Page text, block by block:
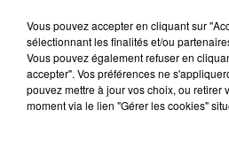
objectif de stimuler la vie du
en proposant une approche
solidaire, circulaire et éco
l'aCROciation compte 300
Vous pouvez accepter en cliquant sur
sélectionnant les finalités et/ou
Vous pouvez également refuser en
accepter". Vos préférences ne
pouvez mettre à jour vos choix, ou retirer
moment via le lien "Gérer les cookies"